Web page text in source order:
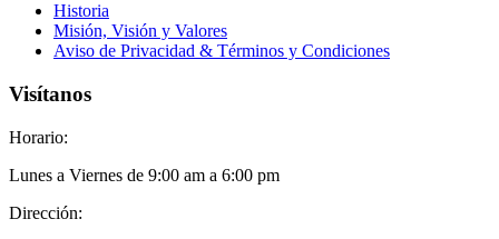
Historia
Misión, Visión y Valores
Aviso de Privacidad & Términos y Condiciones
Visítanos
Horario:
Lunes a Viernes de 9:00 am a 6:00 pm
Dirección: